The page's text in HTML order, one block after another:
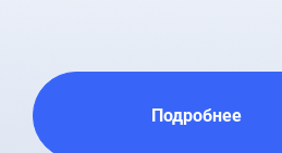
Подробнее